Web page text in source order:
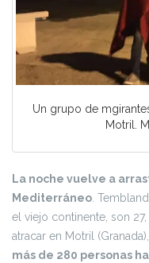
Un grupo de
Motril.
La noche vuelve a
Mediterráneo.
el viejo continente, son
atracar en Motril
más de 280 personas